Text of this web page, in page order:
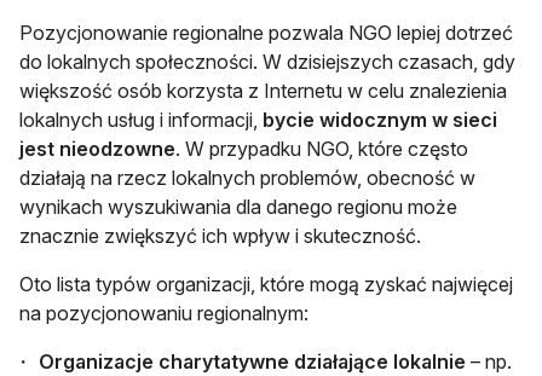
Pozycjonowanie regionalne pozwala NGO lepiej dotrzeć
do lokalnych społeczności. W dzisiejszych czasach, gdy
większość osób korzysta z Internetu w celu znalezienia
lokalnych usług i informacji, bycie widocznym w sieci
jest nieodzowne. W przypadku NGO, które często
działają na rzecz lokalnych problemów, obecność w
wynikach wyszukiwania dla danego regionu może
znacznie zwiększyć ich wpływ i skuteczność.
Oto lista typów organizacji, które mogą zyskać najwięcej
na pozycjonowaniu regionalnym:
Organizacje charytatywne działające lokalnie – np.